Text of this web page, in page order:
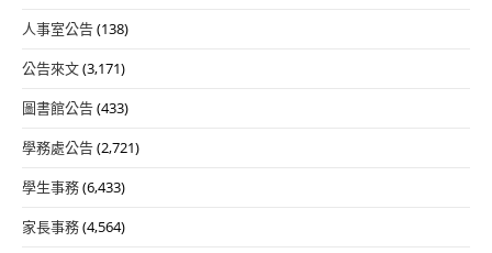
人事室公告(138)
公告來文(3,171)
圖書館公告(433)
學務處公告(2,721)
學生事務(6,433)
家長事務(4,564)